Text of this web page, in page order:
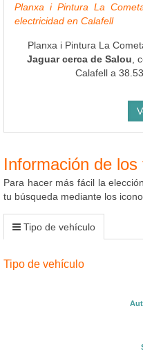
Planxa i Pintura La
electricidad en Calafell
Planxa i Pintura La
Jaguar cerca de Salou ,
Calafell a
Información de
Para hacer más fácil la
tu búsqueda mediante los
Tipo de vehículo
Tipo de vehículo